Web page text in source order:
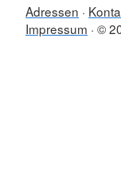
Adressen
Impressum ©